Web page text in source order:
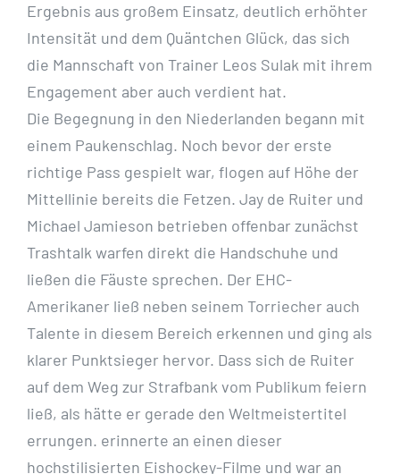
Ergebnis aus großem Einsatz, deutlich erhöhter
Intensität und dem Quäntchen Glück, das sich
die Mannschaft von Trainer Leos Sulak mit ihrem
Engagement aber auch verdient hat.
Die Begegnung in den Niederlanden begann mit
einem Paukenschlag. Noch bevor der erste
richtige Pass gespielt war, flogen auf Höhe der
Mittellinie bereits die Fetzen. Jay de Ruiter und
Michael Jamieson betrieben offenbar zunächst
Trashtalk warfen direkt die Handschuhe und
ließen die Fäuste sprechen. Der EHC-
Amerikaner ließ neben seinem Torriecher auch
Talente in diesem Bereich erkennen und ging als
klarer Punktsieger hervor. Dass sich de Ruiter
auf dem Weg zur Strafbank vom Publikum feiern
ließ, als hätte er gerade den Weltmeistertitel
errungen. erinnerte an einen dieser
hochstilisierten Eishockey-Filme und war an